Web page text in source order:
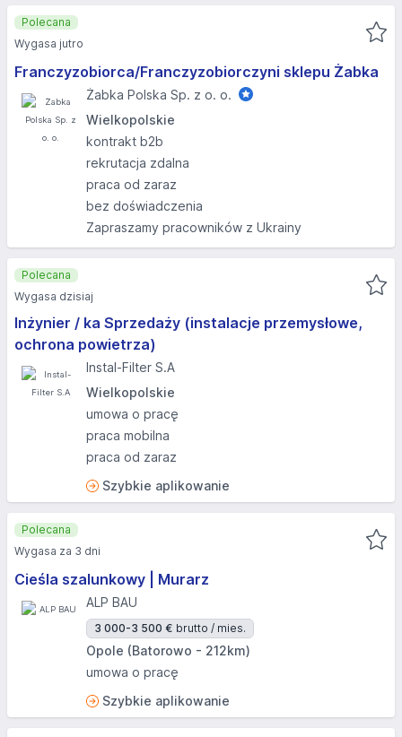
Franczyzobiorca/Franczyzobiorczyni sklepu Żabka
Żabka Polska Sp. z o. o.
Wielkopolskie
kontrakt b2b
rekrutacja zdalna
praca od zaraz
bez doświadczenia
Zapraszamy pracowników z Ukrainy
Polecana
Wygasa jutro
Inżynier / ka Sprzedaży (instalacje przemysłowe,
ochrona powietrza)
Instal-Filter S.A
Wielkopolskie
umowa o pracę
praca mobilna
praca od zaraz
Szybkie aplikowanie
Polecana
Wygasa dzisiaj
Cieśla szalunkowy | Murarz
ALP BAU
3 000-3 500 € brutto / mies.
Opole (Batorowo - 212km)
umowa o pracę
Szybkie aplikowanie
Polecana
Wygasa za 3 dni